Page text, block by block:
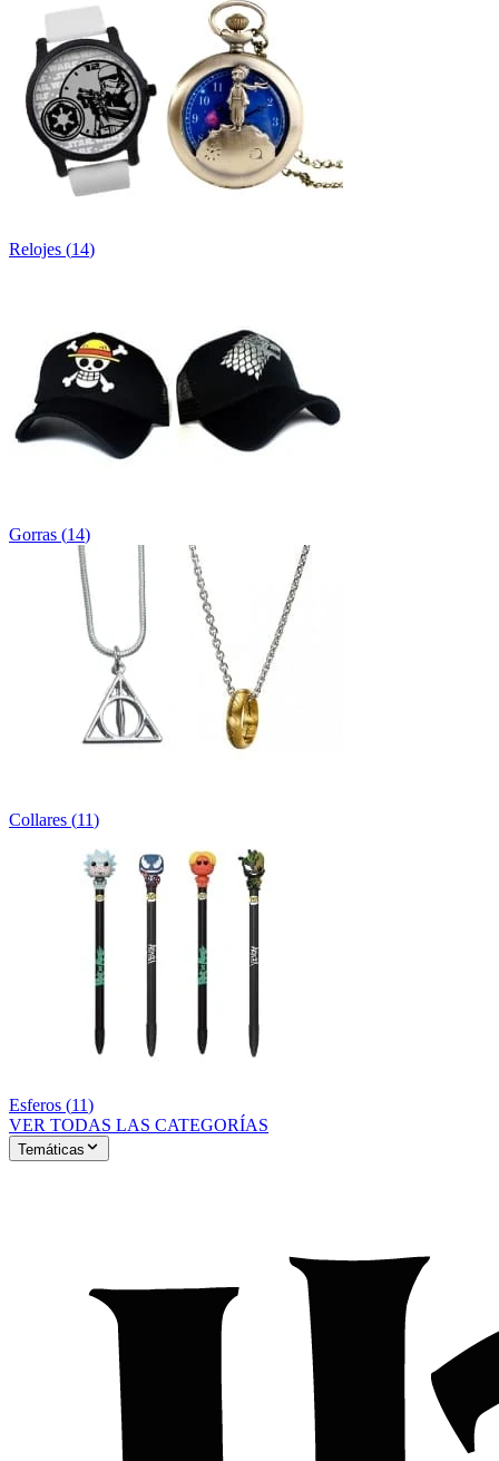
Relojes (14)
Gorras (14)
Collares (11)
Esferos (11)
VER TODAS LAS CATEGORÍAS
Temáticas